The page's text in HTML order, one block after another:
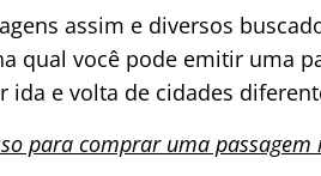
assim e diversos
qual você pode emitir uma
ida e volta de cidades
para comprar uma